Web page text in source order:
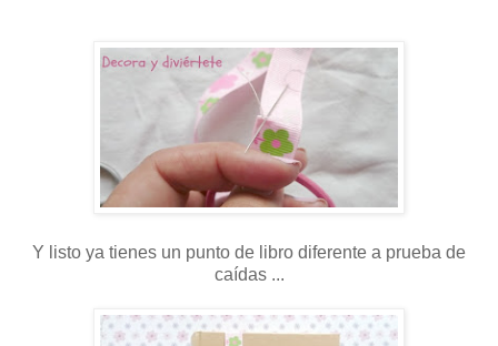
Y listo ya tienes un punto de libro diferente a prueba de
caídas ...